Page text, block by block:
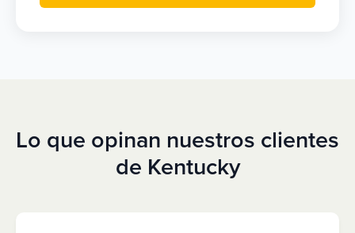
Lo que opinan nuestros clientes
de Kentucky